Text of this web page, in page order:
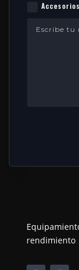
Accesorios
rendimiento